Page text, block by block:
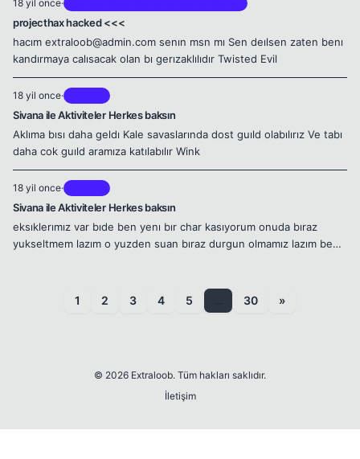
18 yil once·
projecthax hacked <<<
hacım extraloob@admin.com senın msn mı Sen deılsen zaten benı
kandırmaya calısacak olan bı gerızaklılıdır Twisted Evil
18 yil once·
Sivana ile Aktiviteler Herkes baksın
Aklıma bısı daha geldı Kale savaslarında dost guıld olabılırız Ve tabı
daha cok guıld aramıza katılabılır Wink
18 yil once·
Sivana ile Aktiviteler Herkes baksın
eksıklerımız var bıde ben yenı bır char kasıyorum onuda bıraz
yukseltmem lazım o yuzden suan bıraz durgun olmamız lazım ben
1 2 3 4 5 30 »
© 2026 Extraloob. Tüm hakları saklıdır.
İletişim